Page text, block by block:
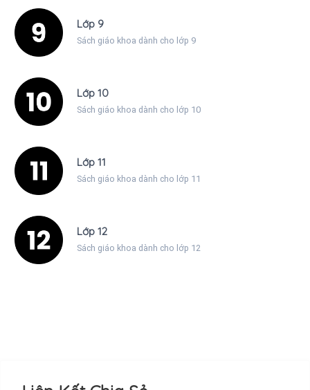
Lớp 9
Sách giáo khoa dành cho lớp 9
Lớp 10
Sách giáo khoa dành cho lớp 10
Lớp 11
Sách giáo khoa dành cho lớp 11
Lớp 12
Sách giáo khoa dành cho lớp 12